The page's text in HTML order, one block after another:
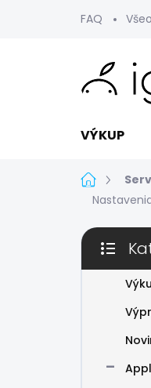
FAQ
VÝKUP
Domov
B
č